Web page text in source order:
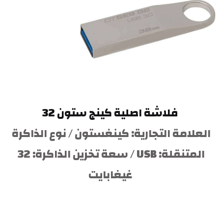
فلاشة اصلية كينج ستون 32
غيغابايت